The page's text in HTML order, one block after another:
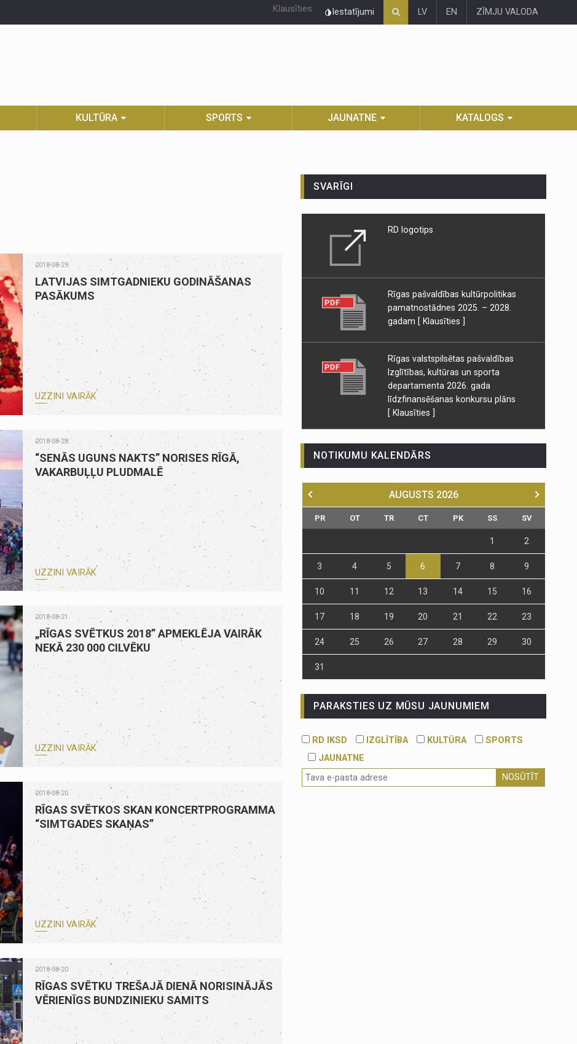
Klausīties Iestatījumi LV EN ZĪMJU VALODA
KULTŪRA SPORTS JAUNATNE KATALOGS
2018-08-29
LATVIJAS SIMTGADNIEKU GODINĀŠANAS
PASĀKUMS
UZZINI VAIRĀK
2018-08-28
“SENĀS UGUNS NAKTS” NORISES RĪGĀ,
VAKARBUĻĻU PLUDMALĒ
UZZINI VAIRĀK
2018-08-21
„RĪGAS SVĒTKUS 2018” APMEKLĒJA VAIRĀK
NEKĀ 230 000 CILVĒKU
UZZINI VAIRĀK
2018-08-20
RĪGAS SVĒTKOS SKAN KONCERTPROGRAMMA
“SIMTGADES SKAŅAS”
UZZINI VAIRĀK
2018-08-20
RĪGAS SVĒTKU TREŠAJĀ DIENĀ NORISINĀJĀS
VĒRIENĪGS BUNDZINIEKU SAMITS
SVARĪGI
RD logotips
Rīgas pašvaldības kultūrpolitikas
pamatnostādnes 2025. – 2028.
gadam [ Klausīties ]
Rīgas valstspilsētas pašvaldības
Izglītības, kultūras un sporta
departamenta 2026. gada
līdzfinansēšanas konkursu plāns
[ Klausīties ]
NOTIKUMU KALENDĀRS
AUGUSTS 2026
PR OT TR CT PK SS SV
1 2
3 4 5 6 7 8 9
10 11 12 13 14 15 16
17 18 19 20 21 22 23
24 25 26 27 28 29 30
31
PARAKSTIES UZ MŪSU JAUNUMIEM
RD IKSD IZGLĪTĪBA KULTŪRA
SPORTS
JAUNATNE
NOSŪTĪT